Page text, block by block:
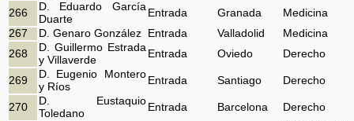
266
D. Eduardo García
Duarte
Entrada Granada
Medicina
267
D. Genaro González Entrada Valladolid
Medicina
268
D. Guillermo Estrada
y Villaverde
Entrada Oviedo Derecho
269
D. Eugenio Montero
y Ríos
Entrada Santiago Derecho
270
D. Eustaquio
Toledano
Entrada Barcelona Derecho